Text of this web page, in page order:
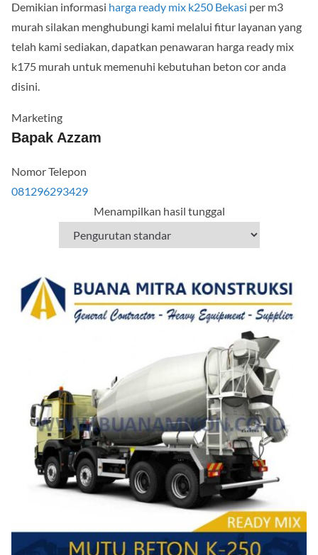
Demikian informasi harga ready mix k250 Bekasi per m3
murah silakan menghubungi kami melalui fitur layanan yang
telah kami sediakan, dapatkan penawaran harga ready mix
k175 murah untuk memenuhi kebutuhan beton cor anda
disini.
Marketing
Bapak Azzam
Nomor Telepon
081296293429
Menampilkan hasil tunggal